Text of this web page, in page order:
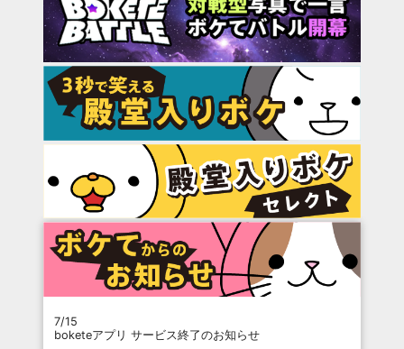
7/15
boketeアプリ サービス終了のお知らせ